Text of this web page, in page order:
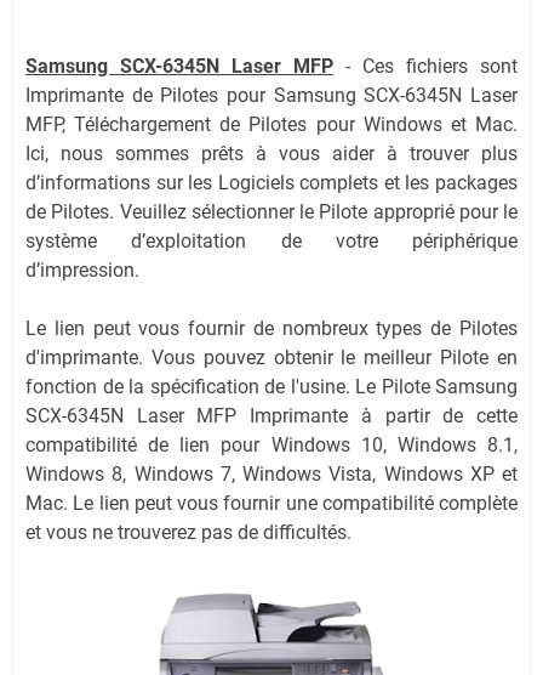
Samsung SCX-6345N Laser MFP - Ces fichiers sont
Imprimante de Pilotes pour Samsung SCX-6345N Laser
MFP, Téléchargement de Pilotes pour Windows et Mac.
Ici, nous sommes prêts à vous aider à trouver plus
d’informations sur les Logiciels complets et les packages
de Pilotes. Veuillez sélectionner le Pilote approprié pour le
système d’exploitation de votre périphérique
d’impression.
Le lien peut vous fournir de nombreux types de Pilotes
d'imprimante. Vous pouvez obtenir le meilleur Pilote en
fonction de la spécification de l'usine. Le Pilote Samsung
SCX-6345N Laser MFP Imprimante à partir de cette
compatibilité de lien pour Windows 10, Windows 8.1,
Windows 8, Windows 7, Windows Vista, Windows XP et
Mac. Le lien peut vous fournir une compatibilité complète
et vous ne trouverez pas de difficultés.